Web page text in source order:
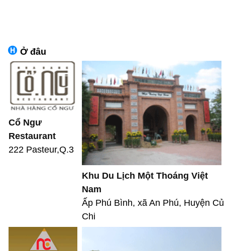
Ở đâu
Cổ Ngư
Restaurant
222 Pasteur,Q.3
Khu Du Lịch Một Thoáng Việt
Nam
Ấp Phú Bình, xã An Phú, Huyện Củ
Chi